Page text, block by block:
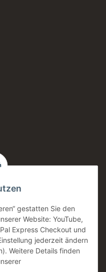
gestatten Sie den
Website: YouTube,
Express Checkout und
jederzeit ändern
Weitere Details finden
200 € / netto